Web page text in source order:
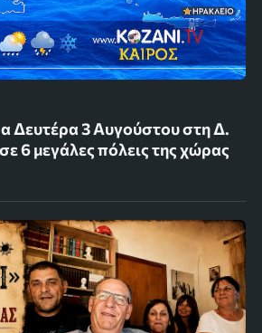
Δευτέρα 3 Αυγούστου στη Δ.
6 μεγάλες πόλεις της χώρας